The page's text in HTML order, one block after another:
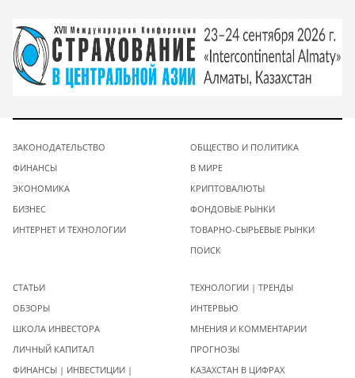
ЗАКОНОДАТЕЛЬСТВО
ФИНАНСЫ
ЭКОНОМИКА
БИЗНЕС
ИНТЕРНЕТ И ТЕХНОЛОГИИ
ОБЩЕСТВО И ПОЛИТИКА
В МИРЕ
КРИПТОВАЛЮТЫ
ФОНДОВЫЕ РЫНКИ
ТОВАРНО-СЫРЬЕВЫЕ РЫНКИ
ПОИСК
СТАТЬИ
ОБЗОРЫ
ШКОЛА ИНВЕСТОРА
ЛИЧНЫЙ КАПИТАЛ
ФИНАНСЫ | ИНВЕСТИЦИИ |
ТЕХНОЛОГИИ | ТРЕНДЫ
ИНТЕРВЬЮ
МНЕНИЯ И КОММЕНТАРИИ
ПРОГНОЗЫ
КАЗАХСТАН В ЦИФРАХ